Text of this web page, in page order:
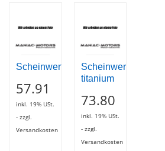
Scheinwerfergehäuse
57.91
inkl. 19% USt.
- zzgl.
Versandkosten
Scheinwerferring
titanium
73.80
inkl. 19% USt.
- zzgl.
Versandkosten